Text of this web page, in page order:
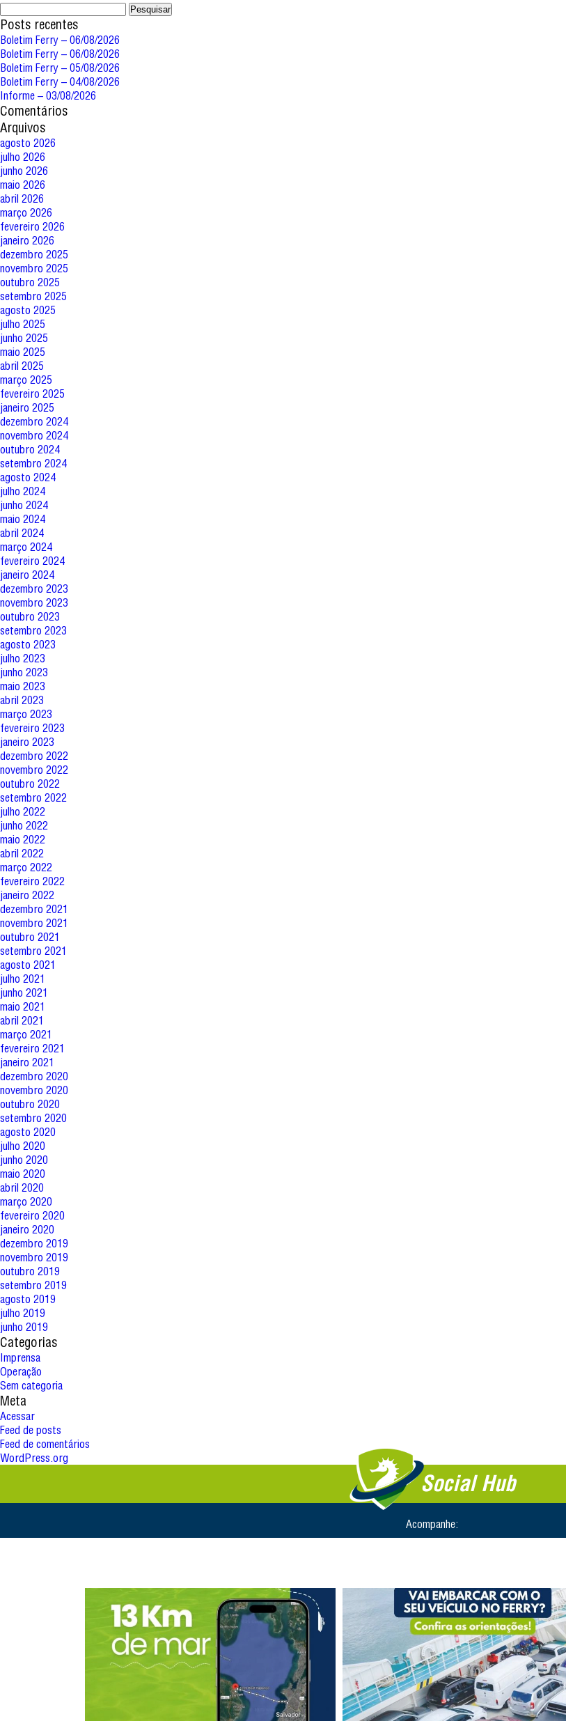
Pesquisar
por:
Posts recentes
Boletim Ferry – 06/08/2026
Boletim Ferry – 06/08/2026
Boletim Ferry – 05/08/2026
Boletim Ferry – 04/08/2026
Informe – 03/08/2026
Comentários
Arquivos
agosto 2026
julho 2026
junho 2026
maio 2026
abril 2026
março 2026
fevereiro 2026
janeiro 2026
dezembro 2025
novembro 2025
outubro 2025
setembro 2025
agosto 2025
julho 2025
junho 2025
maio 2025
abril 2025
março 2025
fevereiro 2025
janeiro 2025
dezembro 2024
novembro 2024
outubro 2024
setembro 2024
agosto 2024
julho 2024
junho 2024
maio 2024
abril 2024
março 2024
fevereiro 2024
janeiro 2024
dezembro 2023
novembro 2023
outubro 2023
setembro 2023
agosto 2023
julho 2023
junho 2023
maio 2023
abril 2023
março 2023
fevereiro 2023
janeiro 2023
dezembro 2022
novembro 2022
outubro 2022
setembro 2022
julho 2022
junho 2022
maio 2022
abril 2022
março 2022
fevereiro 2022
janeiro 2022
dezembro 2021
novembro 2021
outubro 2021
setembro 2021
agosto 2021
julho 2021
junho 2021
maio 2021
abril 2021
março 2021
fevereiro 2021
janeiro 2021
dezembro 2020
novembro 2020
outubro 2020
setembro 2020
agosto 2020
julho 2020
junho 2020
maio 2020
abril 2020
março 2020
fevereiro 2020
janeiro 2020
dezembro 2019
novembro 2019
outubro 2019
setembro 2019
agosto 2019
julho 2019
junho 2019
Categorias
Imprensa
Operação
Sem categoria
Meta
Acessar
Feed de posts
Feed de comentários
WordPress.org
Social Hub
Acompanhe: